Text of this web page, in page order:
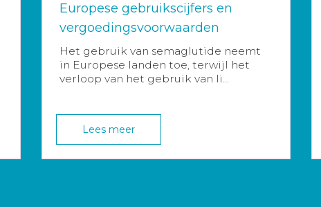
Europese gebruikscijfers en
vergoedingsvoorwaarden
Het gebruik van semaglutide neemt
in Europese landen toe, terwijl het
verloop van het gebruik van li...
Lees meer